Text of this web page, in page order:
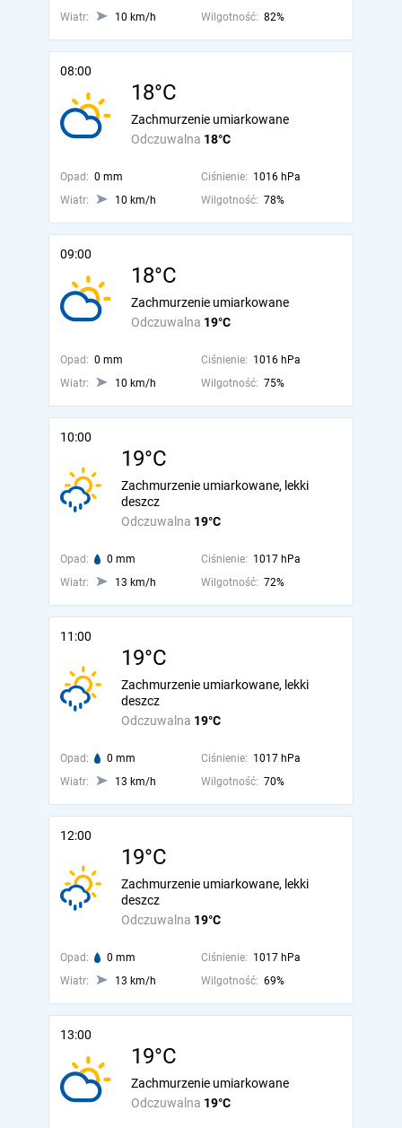
Wiatr: 10 km/h Wilgotność: 82%
08:00
18°C
Odczuwalna 18°C
Zachmurzenie umiarkowane
Opad: 0 mm Ciśnienie: 1016 hPa
Wiatr:
10 km/h Wilgotność: 78%
09:00
18°C
Odczuwalna 19°C
Zachmurzenie umiarkowane
Opad: 0 mm Ciśnienie: 1016 hPa
Wiatr:
10 km/h Wilgotność: 75%
10:00
19°C
Odczuwalna 19°C
Zachmurzenie umiarkowane, lekki
deszcz
Opad: 0 mm Ciśnienie: 1017 hPa
Wiatr:
13 km/h Wilgotność: 72%
11:00
19°C
Odczuwalna 19°C
Zachmurzenie umiarkowane, lekki
deszcz
Opad: 0 mm Ciśnienie: 1017 hPa
Wiatr:
13 km/h Wilgotność: 70%
12:00
19°C
Odczuwalna 19°C
Zachmurzenie umiarkowane, lekki
deszcz
Opad: 0 mm Ciśnienie: 1017 hPa
Wiatr:
13 km/h Wilgotność: 69%
13:00
19°C
Odczuwalna 19°C
Zachmurzenie umiarkowane